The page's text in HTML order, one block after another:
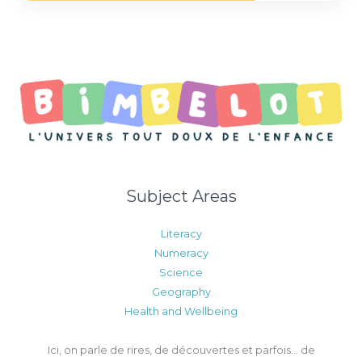
Subject Areas
Literacy
Numeracy
Science
Geography
Health and Wellbeing
Ici, on parle de rires, de découvertes et parfois… de